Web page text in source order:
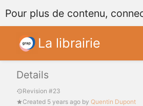
Pour plus de contenu,
La librairie
Details
Revision #23
Created 5 years ago by Quentin Dupont